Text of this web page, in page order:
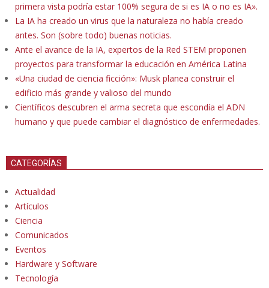
primera vista podría estar 100% segura de si es IA o no es IA».
La IA ha creado un virus que la naturaleza no había creado
antes. Son (sobre todo) buenas noticias.
Ante el avance de la IA, expertos de la Red STEM proponen
proyectos para transformar la educación en América Latina
«Una ciudad de ciencia ficción»: Musk planea construir el
edificio más grande y valioso del mundo
Científicos descubren el arma secreta que escondía el ADN
humano y que puede cambiar el diagnóstico de enfermedades.
CATEGORÍAS
Actualidad
Artículos
Ciencia
Comunicados
Eventos
Hardware y Software
Tecnología